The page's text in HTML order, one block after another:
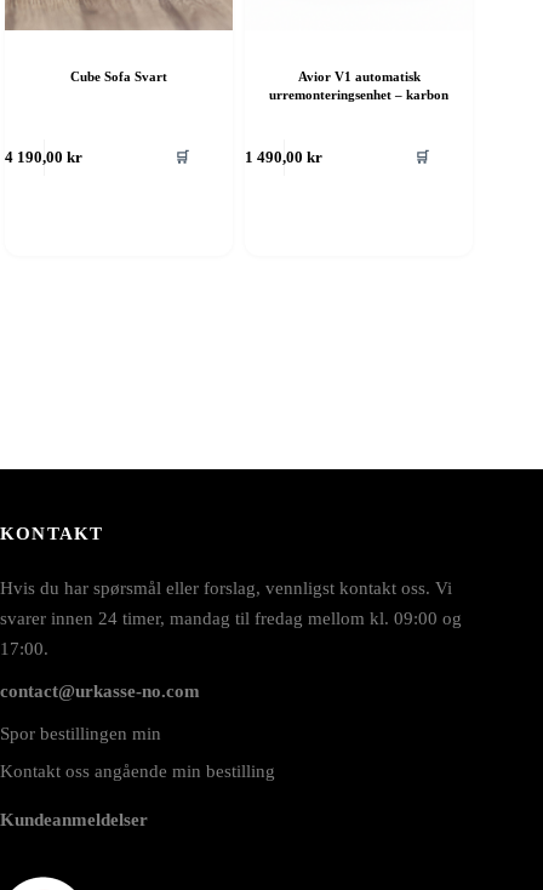
Cube Sofa Svart
4 190,00kr 🛒
Avior V1 automatisk
urremonteringsenhet – karbon
1 490,00kr 🛒
KONTAKT
Hvis du har spørsmål eller forslag, vennligst kontakt oss. Vi
svarer innen 24 timer, mandag til fredag mellom kl. 09:00 og
17:00.
contact@urkasse-no.com
Spor bestillingen min
Kontakt oss angående min bestilling
Kundeanmeldelser